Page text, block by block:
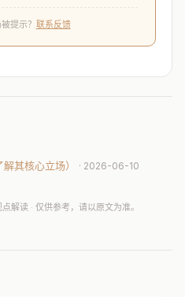
提示？ 联系反馈
其核心立场） · 2026-06-10
解读 · 仅供参考，请以原文为准。